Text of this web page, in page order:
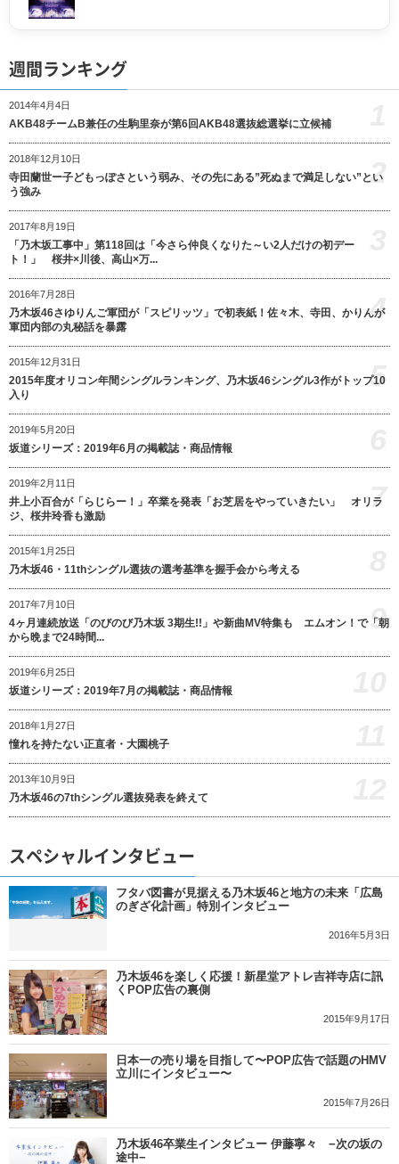
週間ランキング
2014年4月4日
AKB48チームB兼任の生駒里奈が第6回AKB48選抜総選挙に立候補
2018年12月10日
寺田蘭世ー子どもっぽさという弱み、その先にある”死ぬまで満足しない”とい
う強み
2
2017年8月19日
「乃木坂工事中」第118回は「今さら仲良くなりた～い2人だけの初デー
ト！」 桜井×川後、高山×万...
2016年7月28日
乃木坂46さゆりんご軍団が「スピリッツ」で初表紙！佐々木、寺田、かりんが
軍団内部の丸秘話を暴露
4
2015年12月31日
2015年度オリコン年間シングルランキング、乃木坂46シングル3作がトップ10
入り
5
2019年5月20日
坂道シリーズ：2019年6月の掲載誌・商品情報
2019年2月11日
井上小百合が「らじらー！」卒業を発表「お芝居をやっていきたい」 オリラ
ジ、桜井玲香も激励
7
2015年1月25日
乃木坂46・11thシングル選抜の選考基準を握手会から考える
2017年7月10日
4ヶ月連続放送「のびのび乃木坂 3期生!!」や新曲MV特集も エムオン！で「朝
から晩まで24時間...
9
2019年6月25日
坂道シリーズ：2019年7月の掲載誌・商品情報
2018年1月27日
憧れを持たない正直者・大園桃子
2013年10月9日
乃木坂46の7thシングル選抜発表を終えて
スペシャルインタビュー
フタバ図書が見据える乃木坂46と地方の未来「広島
のぎざ化計画」特別インタビュー
2016年5月3日
乃木坂46を楽しく応援！新星堂アトレ吉祥寺店に訊
くPOP広告の裏側
2015年9月17日
日本一の売り場を目指して〜POP広告で話題のHMV
立川にインタビュー〜
2015年7月26日
乃木坂46卒業生インタビュー 伊藤寧々 −次の坂の
途中−